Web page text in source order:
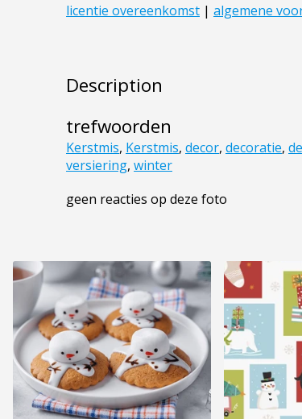
Description
trefwoorden
Kerstmis, Kerstmis, decor, decoratie,
versiering, winter
geen reacties op deze foto